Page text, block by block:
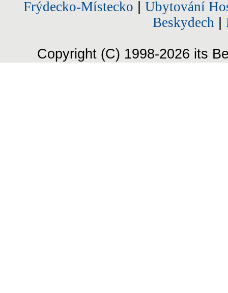
Frýdecko-Místecko
Ubytování
Beskydech
Copyright (C) 1998-2026 its